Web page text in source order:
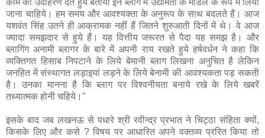
काम का उदाहरण देते हुये बताया इन ब्लाग में उद्यमिता के माडल के रूप में लिया
जाना चाहिये। हम समय और आवश्यक्ता के अनुरूप के साथ बदलते हैं। आज
यशवंत सिंह उतने ही आक्रामक नहीं हैं जितने शुरुआती दिनों में थे। वे आज
ज्यादा समझदार से हुये हैं। यह वित्तीय जरूरत से पैदा यह समझ है। और
ब्लागिंग अनामी ब्लागर के बारे में अपनी राय रखते हुये हर्षवर्धन ने कहा कि
व्यक्तिगत हिसाब निपटाने के लिये बेमानी ब्लाग लिखना अनुचित है लेकिन
जनहित में संस्थागत लड़ाइयां लड़ने के लिये बेनामी की आवश्यकता पड़ सकती
है। उनका मानना है कि ब्लाग पर विश्वनीयता बनाये रखे के लिये खबरें
तथ्यात्मक होनी चहिये।"
इसके बाद जब लखनऊ से पधारे श्री रवीन्द्र प्रभात ने चिट्ठा संहिता क्यों,
किसके लिए और कसे ? विषय पर आधारित अपने वक्तव्य प्ररित किया तो